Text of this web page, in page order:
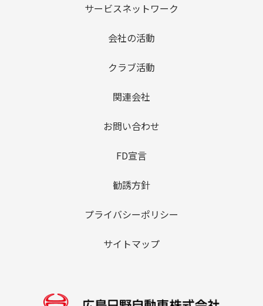
サービスネットワーク
会社の活動
クラブ活動
関連会社
お問い合わせ
FD宣言
勧誘方針
プライバシーポリシー
サイトマップ